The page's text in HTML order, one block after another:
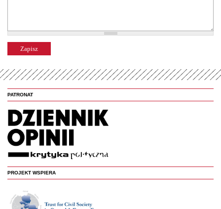
PATRONAT
PROJEKT WSPIERA